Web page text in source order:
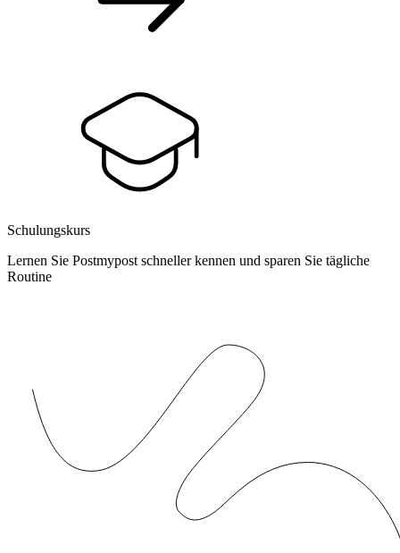
Schulungskurs
Lernen Sie Postmypost schneller kennen und sparen Sie tägliche
Routine